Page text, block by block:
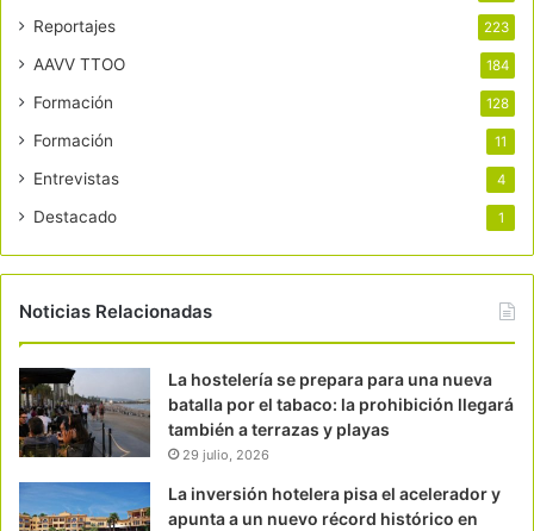
Reportajes 223
AAVV TTOO 184
Formación 128
Formación 11
Entrevistas 4
Destacado 1
Noticias Relacionadas
La hostelería se prepara para una nueva
batalla por el tabaco: la prohibición llegará
también a terrazas y playas
29 julio, 2026
La inversión hotelera pisa el acelerador y
apunta a un nuevo récord histórico en